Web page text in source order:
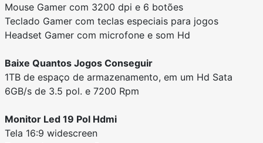
Mouse Gamer com 3200 dpi e 6 botões
Teclado Gamer com teclas especiais para jogos
Headset Gamer com microfone e som Hd
Baixe Quantos Jogos Conseguir
1TB de espaço de armazenamento, em um Hd Sata
6GB/s de 3.5 pol. e 7200 Rpm
Monitor Led 19 Pol Hdmi
Tela 16:9 widescreen